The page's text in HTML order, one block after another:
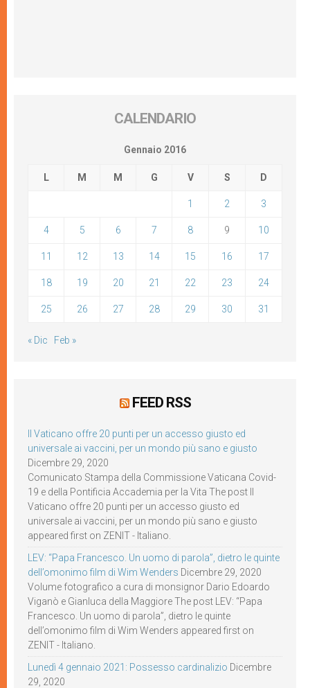
CALENDARIO
Gennaio 2016
L M M G V S D
1 2 3
4 5 6 7 8 9 10
11 12 13 14 15 16 17
18 19 20 21 22 23 24
25 26 27 28 29 30 31
« Dic Feb »
FEED RSS
Il Vaticano offre 20 punti per un accesso giusto ed
universale ai vaccini, per un mondo più sano e giusto
Dicembre 29, 2020
Comunicato Stampa della Commissione Vaticana Covid-
19 e della Pontificia Accademia per la Vita The post Il
Vaticano offre 20 punti per un accesso giusto ed
universale ai vaccini, per un mondo più sano e giusto
appeared first on ZENIT - Italiano.
LEV: “Papa Francesco. Un uomo di parola”, dietro le quinte
dell’omonimo film di Wim Wenders Dicembre 29, 2020
Volume fotografico a cura di monsignor Dario Edoardo
Viganò e Gianluca della Maggiore The post LEV: “Papa
Francesco. Un uomo di parola”, dietro le quinte
dell’omonimo film di Wim Wenders appeared first on
ZENIT - Italiano.
Lunedì 4 gennaio 2021: Possesso cardinalizio Dicembre
29, 2020